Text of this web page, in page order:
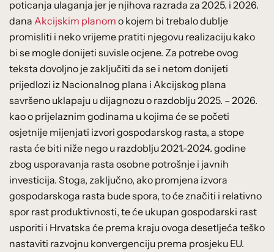
poticanja ulaganja jer je njihova razrada za 2025. i 2026.
dana Akcijskim planom o kojem bi trebalo dublje
promisliti i neko vrijeme pratiti njegovu realizaciju kako
bi se mogle donijeti suvisle ocjene. Za potrebe ovog
teksta dovoljno je zaključiti da se i netom donijeti
prijedlozi iz Nacionalnog plana i Akcijskog plana
savršeno uklapaju u dijagnozu o razdoblju 2025. – 2026.
kao o prijelaznim godinama u kojima će se početi
osjetnije mijenjati izvori gospodarskog rasta, a stope
rasta će biti niže nego u razdoblju 2021.-2024. godine
zbog usporavanja rasta osobne potrošnje i javnih
investicija. Stoga, zaključno, ako promjena izvora
gospodarskoga rasta bude spora, to će značiti i relativno
spor rast produktivnosti, te će ukupan gospodarski rast
usporiti i Hrvatska će prema kraju ovoga desetljeća teško
nastaviti razvojnu konvergenciju prema prosjeku EU.